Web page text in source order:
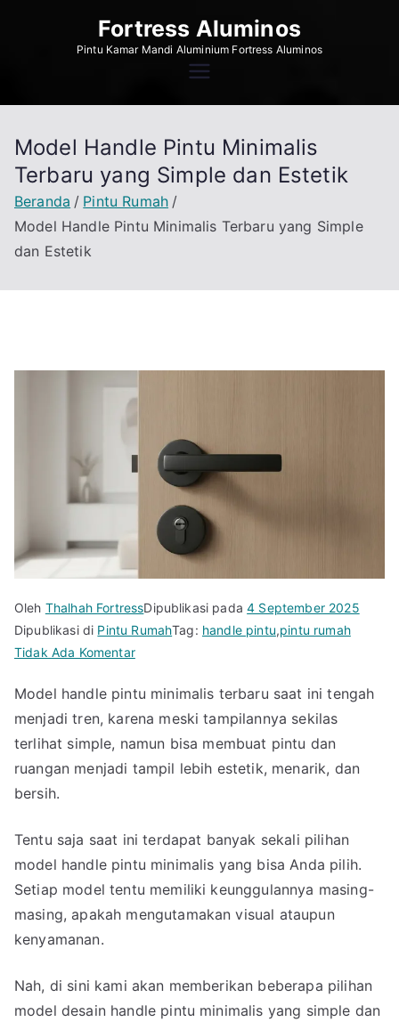
Fortress Aluminos
Pintu Kamar Mandi Aluminium Fortress Aluminos
Model Handle Pintu Minimalis
Terbaru yang Simple dan Estetik
Beranda
Pintu Rumah
Model Handle Pintu Minimalis Terbaru yang Simple
dan Estetik
Oleh Thalhah FortressDipublikasi pada4 September 2025
Dipublikasi di Pintu RumahTag: handle pintu,pintu rumah
Tidak Ada Komentarpada
Handle
Pintu
Minimalis
Terbaru
Model handle pintu minimalis terbaru saat ini tengah
menjadi tren, karena meski tampilannya sekilas
terlihat simple, namun bisa membuat pintu dan
ruangan menjadi tampil lebih estetik, menarik, dan
bersih.
Tentu saja saat ini terdapat banyak sekali pilihan
model handle pintu minimalis yang bisa Anda pilih.
Setiap model tentu memiliki keunggulannya masing-
masing, apakah mengutamakan visual ataupun
kenyamanan.
Nah, di sini kami akan memberikan beberapa pilihan
model desain handle pintu minimalis yang simple dan